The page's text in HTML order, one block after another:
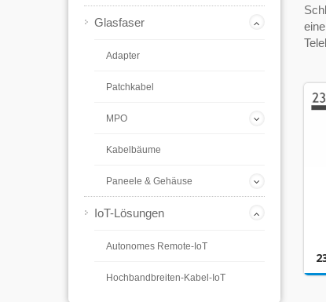
Glasfaser
Adapter
Patchkabel
MPO
Kabelbäume
Paneele & Gehäuse
IoT-Lösungen
Autonomes Remote-IoT
Hochbandbreiten-Kabel-IoT